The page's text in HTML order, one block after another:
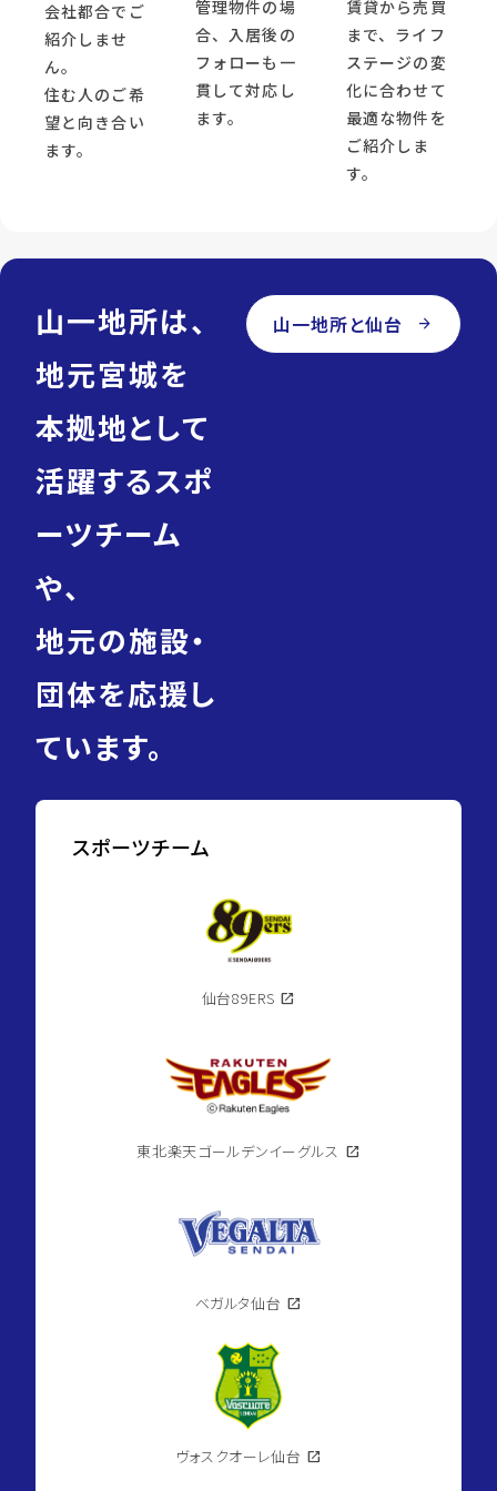
会社都合でご
紹介しませ
ん。
住む人のご希
望と向き合い
ます。
管理物件の場
合、入居後の
フォローも一
貫して対応し
ます。
賃貸から売買
まで、ライフ
ステージの変
化に合わせて
最適な物件を
ご紹介しま
す。
山一地所は、
地元宮城を
本拠地として
活躍するスポ
ーツチーム
や、
地元の施設・
団体を応援し
ています。
山一地所と仙台 arrow_forward
スポーツチーム
仙台89ERS open_in_new
東北楽天ゴールデンイーグルス open_in_new
ベガルタ仙台 open_in_new
ヴォスクオーレ仙台 open_in_new